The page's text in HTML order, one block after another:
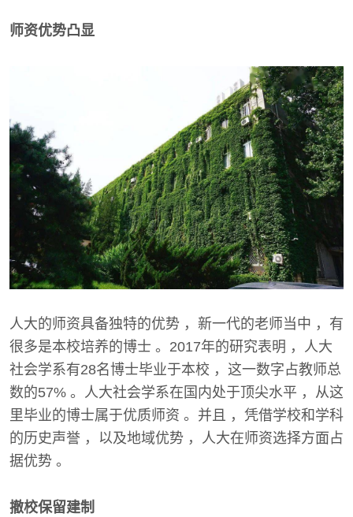
师资优势凸显
人大的师资具备独特的优势 ，新一代的老师当中 ，有
很多是本校培养的博士 。2017年的研究表明 ，人大
社会学系有28名博士毕业于本校 ，这一数字占教师总
数的57% 。人大社会学系在国内处于顶尖水平 ，从这
里毕业的博士属于优质师资 。并且 ，凭借学校和学科
的历史声誉 ，以及地域优势 ，人大在师资选择方面占
据优势 。
撤校保留建制